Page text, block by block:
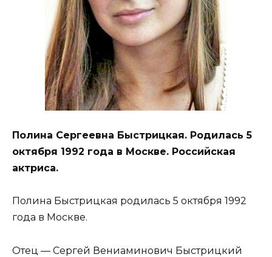
Полина Сергеевна Быстрицкая. Родилась 5
октября 1992 года в Москве. Российская
актриса.
Полина Быстрицкая родилась 5 октября 1992
года в Москве.
Отец — Сергей Вениаминович Быстрицкий